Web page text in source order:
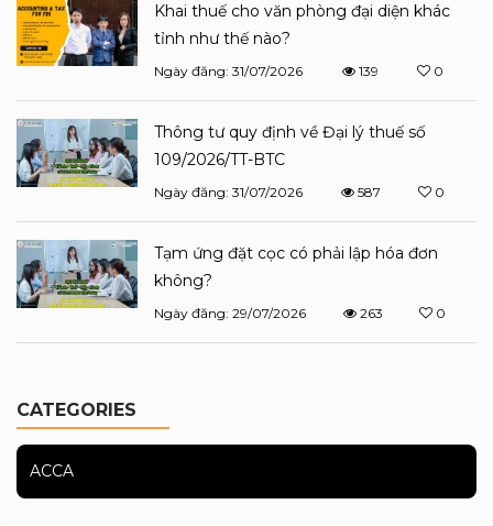
Khai thuế cho văn phòng đại diện khác
tỉnh như thế nào?
Ngày đăng: 31/07/2026 139 0
Thông tư quy định về Đại lý thuế số
109/2026/TT-BTC
Ngày đăng: 31/07/2026 587 0
Tạm ứng đặt cọc có phải lập hóa đơn
không?
Ngày đăng: 29/07/2026 263 0
CATEGORIES
ACCA